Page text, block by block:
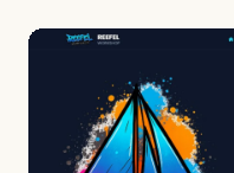
portfolio de chantiers qui
référencement local
l'arrière-pays niçois, un
demande et un site
par un voisin italien ou